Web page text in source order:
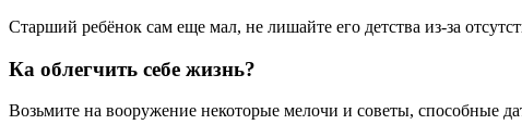
Старший ребёнок сам еще мал, не лишайте его детства из-за
Ка облегчить себе жизнь?
Возьмите на вооружение некоторые мелочи и советы, способные